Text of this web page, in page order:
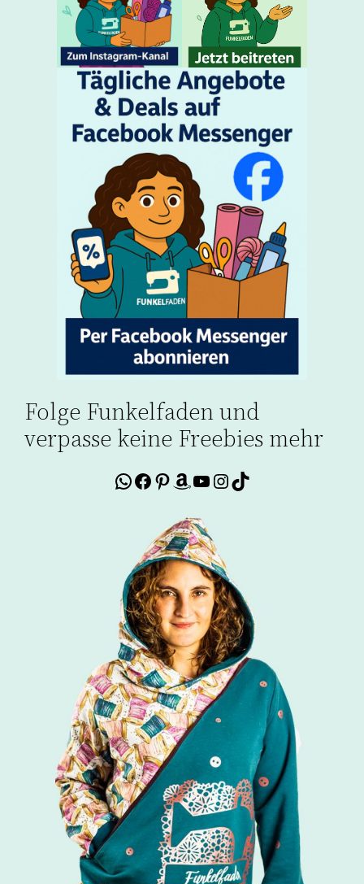
Folge Funkelfaden und
verpasse keine Freebies mehr
WhatsApp
Facebook
Pinterest
Amazon
YouTube
Instagram
TikTok